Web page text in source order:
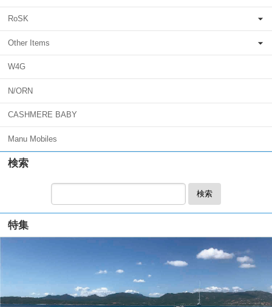
RoSK
Other Items
W4G
N/ORN
CASHMERE BABY
Manu Mobiles
検索
検索
特集